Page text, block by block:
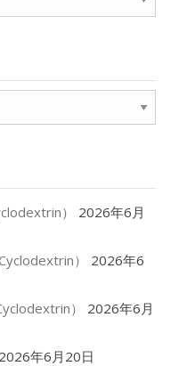
）
2026年6月
）
2026年6
）
2026年6月
2026年6月20日